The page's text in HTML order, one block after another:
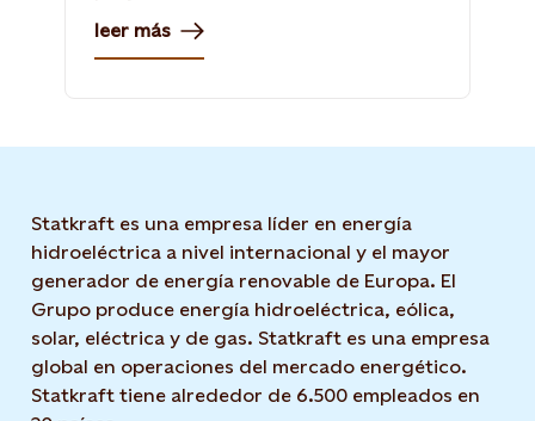
gerente general de la compañía,
María Teresa González, dice que el
leer más
Statkraft es una empresa líder en energía
hidroeléctrica a nivel internacional y el mayor
generador de energía renovable de Europa. El
Grupo produce energía hidroeléctrica, eólica,
solar, eléctrica y de gas. Statkraft es una empresa
global en operaciones del mercado energético.
Statkraft tiene alrededor de 6.500 empleados en